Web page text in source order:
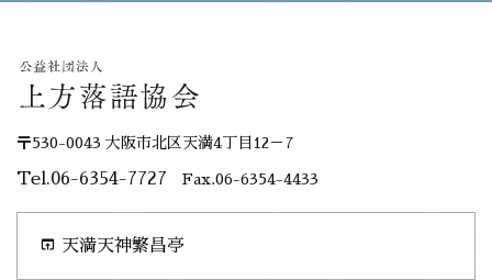
〒530-0043 大阪市北区天満4丁目12－7
Tel.06-6354-7727 Fax.06-6354-4433
open_in_browser 天満天神繁昌亭